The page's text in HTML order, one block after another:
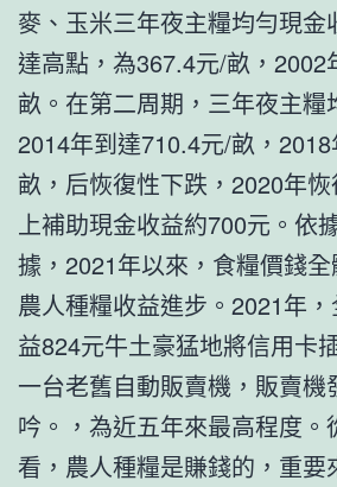
麥、玉米三年夜主糧均勻現金
達高點，為367.4元/畝，2002
畝。在第二周期，三年夜主糧
2014年到達710.4元/畝，
畝，后恢復性下跌，2020年
上補助現金收益約700元。依
據，2021年以來，食糧價錢全
農人種糧收益進步。2021年
益824元牛土豪猛地將信用卡
一台老舊自動販賣機，販賣機
吟。，為近五年來最高程度。
看，農人種糧是賺錢的，重要